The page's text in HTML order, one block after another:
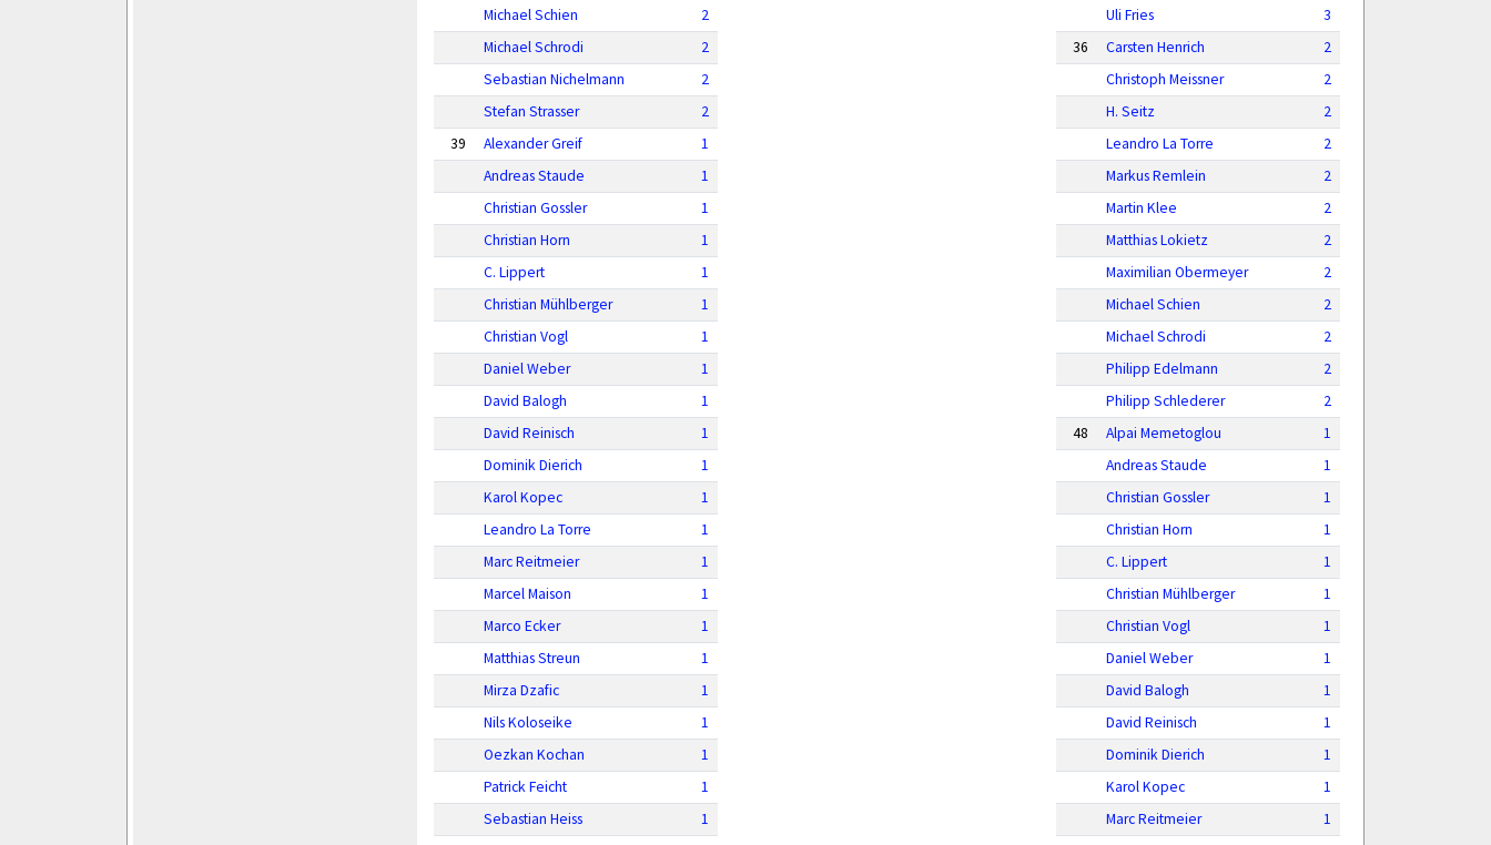
Michael Schien
2
Michael Schrodi
2
Sebastian Nichelmann
2
Stefan Strasser
2
39
Alexander Greif
1
Andreas Staude
1
Christian Gossler
1
Christian Horn
1
C. Lippert
1
Christian Mühlberger
1
Christian Vogl
1
Daniel Weber
1
David Balogh
1
David Reinisch
1
Dominik Dierich
1
Karol Kopec
1
Leandro La Torre
1
Marc Reitmeier
1
Marcel Maison
1
Marco Ecker
1
Matthias Streun
1
Mirza Dzafic
1
Nils Koloseike
1
Oezkan Kochan
1
Patrick Feicht
1
Sebastian Heiss
1
Uli Fries
3
36
Carsten Henrich
2
Christoph Meissner
2
H. Seitz
2
Leandro La Torre
2
Markus Remlein
2
Martin Klee
2
Matthias Lokietz
2
Maximilian Obermeyer
2
Michael Schien
2
Michael Schrodi
2
Philipp Edelmann
2
Philipp Schlederer
2
48
Alpai Memetoglou
1
Andreas Staude
1
Christian Gossler
1
Christian Horn
1
C. Lippert
1
Christian Mühlberger
1
Christian Vogl
1
Daniel Weber
1
David Balogh
1
David Reinisch
1
Dominik Dierich
1
Karol Kopec
1
Marc Reitmeier
1